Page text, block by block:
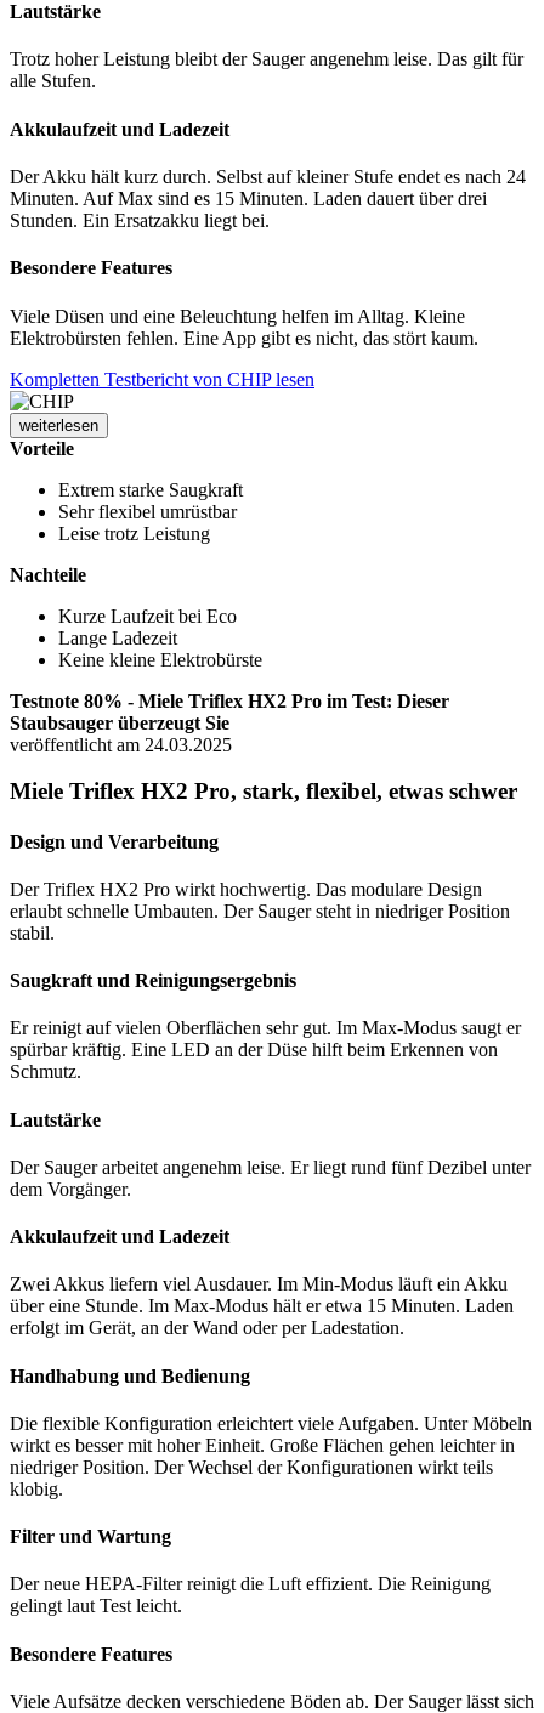
Lautstärke
Trotz hoher Leistung bleibt der Sauger angenehm leise. Das gilt für
alle Stufen.
Akkulaufzeit und Ladezeit
Der Akku hält kurz durch. Selbst auf kleiner Stufe endet es nach 24
Minuten. Auf Max sind es 15 Minuten. Laden dauert über drei
Stunden. Ein Ersatzakku liegt bei.
Besondere Features
Viele Düsen und eine Beleuchtung helfen im Alltag. Kleine
Elektrobürsten fehlen. Eine App gibt es nicht, das stört kaum.
Kompletten Testbericht von CHIP lesen
weiterlesen
Vorteile
Extrem starke Saugkraft
Sehr flexibel umrüstbar
Leise trotz Leistung
Nachteile
Kurze Laufzeit bei Eco
Lange Ladezeit
Keine kleine Elektrobürste
Testnote 80% - Miele Triflex HX2 Pro im Test: Dieser
Staubsauger überzeugt Sie
veröffentlicht am 24.03.2025
Miele Triflex HX2 Pro, stark, flexibel, etwas schwer
Design und Verarbeitung
Der Triflex HX2 Pro wirkt hochwertig. Das modulare Design
erlaubt schnelle Umbauten. Der Sauger steht in niedriger Position
stabil.
Saugkraft und Reinigungsergebnis
Er reinigt auf vielen Oberflächen sehr gut. Im Max-Modus saugt er
spürbar kräftig. Eine LED an der Düse hilft beim Erkennen von
Schmutz.
Lautstärke
Der Sauger arbeitet angenehm leise. Er liegt rund fünf Dezibel unter
dem Vorgänger.
Akkulaufzeit und Ladezeit
Zwei Akkus liefern viel Ausdauer. Im Min-Modus läuft ein Akku
über eine Stunde. Im Max-Modus hält er etwa 15 Minuten. Laden
erfolgt im Gerät, an der Wand oder per Ladestation.
Handhabung und Bedienung
Die flexible Konfiguration erleichtert viele Aufgaben. Unter Möbeln
wirkt es besser mit hoher Einheit. Große Flächen gehen leichter in
niedriger Position. Der Wechsel der Konfigurationen wirkt teils
klobig.
Filter und Wartung
Der neue HEPA-Filter reinigt die Luft effizient. Die Reinigung
gelingt laut Test leicht.
Besondere Features
Viele Aufsätze decken verschiedene Böden ab. Der Sauger lässt sich